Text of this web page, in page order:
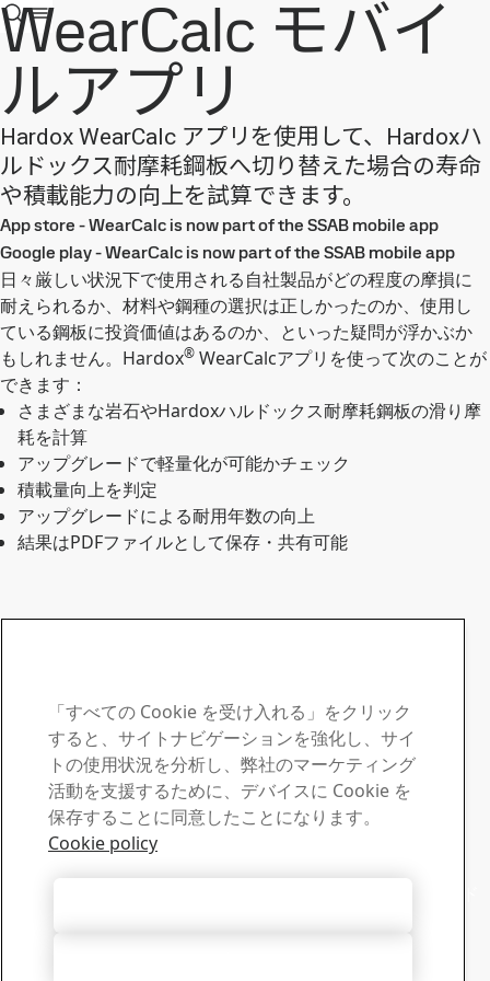
WearCalc モバイ
ルアプリ
Hardox WearCalc アプリを使用して、Hardoxハ
ルドックス耐摩耗鋼板へ切り替えた場合の寿命
や積載能力の向上を試算できます。
App store - WearCalc is now part of the SSAB mobile app
Google play - WearCalc is now part of the SSAB mobile app
日々厳しい状況下で使用される自社製品がどの程度の摩損に
耐えられるか、材料や鋼種の選択は正しかったのか、使用し
ている鋼板に投資価値はあるのか、といった疑問が浮かぶか
もしれません。Hardox® WearCalcアプリを使って次のことが
できます：
さまざまな岩石やHardoxハルドックス耐摩耗鋼板の滑り摩
耗を計算
アップグレードで軽量化が可能かチェック
積載量向上を判定
アップグレードによる耐用年数の向上
結果はPDFファイルとして保存・共有可能
Contact SSAB
テックサポート
経験豊富な技術サポートチームが質問にお答えします
テックサポートに連絡する
ダウンロードセンター
「すべての Cookie を受け入れる」をクリック
すると、サイトナビゲーションを強化し、サイ
トの使用状況を分析し、弊社のマーケティング
活動を支援するために、デバイスに Cookie を
保存することに同意したことになります。
Cookie policy